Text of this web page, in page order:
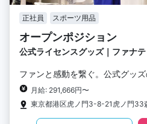
正社員 スポーツ用品
オープンポジション
公式ライセンスグッズ｜ファナ
ファンと感動を繋ぐ。公式グッ
月給: 291,666円〜
東京都港区虎ノ門3-8-21虎ノ門33